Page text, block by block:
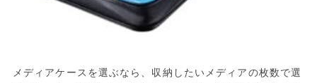
メディアケースを選ぶなら、収納したいメディアの枚数で選